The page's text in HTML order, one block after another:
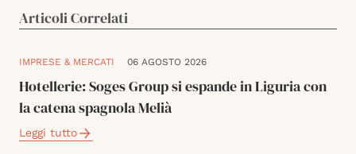
Articoli Correlati
IMPRESE & MERCATI 06 AGOSTO 2026
Hotellerie: Soges Group si espande in Liguria con
la catena spagnola Melià
Leggi tutto